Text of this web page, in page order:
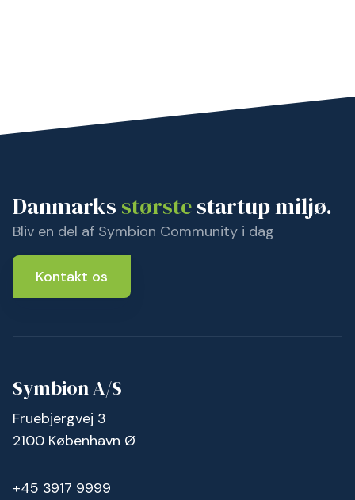
Danmarks størstestartup miljø.
Bliv en del af Symbion Community i dag
Kontakt os
Symbion A/S
Fruebjergvej 3
2100 København Ø
+45 3917 9999